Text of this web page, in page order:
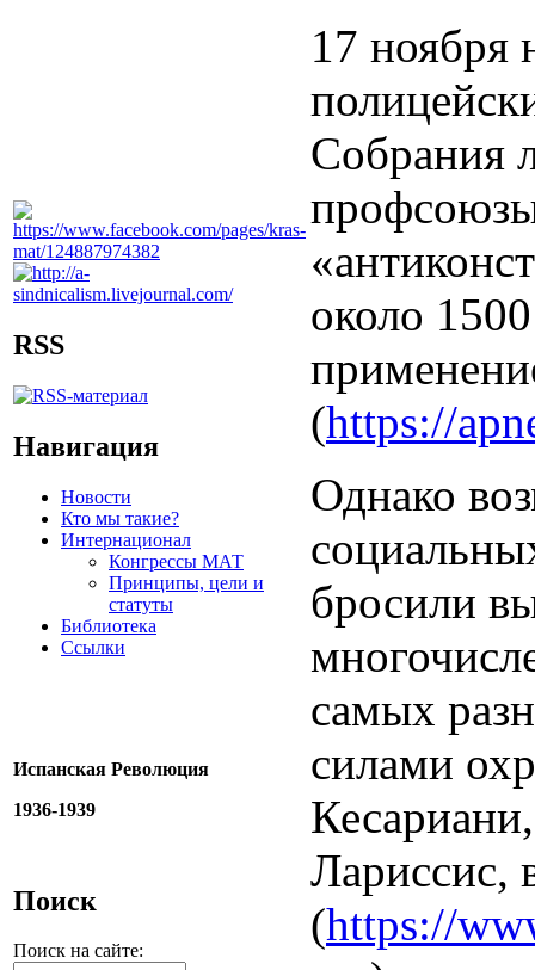
RSS
Навигация
Новости
Кто мы такие?
Интернационал
Конгрессы МАТ
Принципы, цели и
статуты
Библиотека
Ссылки
Испанская Революция
1936-1939
Поиск
Поиск на сайте:
17
Собрания
профсоюзы
около
(https://
Однако
бросили
самых
силами
Лариссис,
(https://